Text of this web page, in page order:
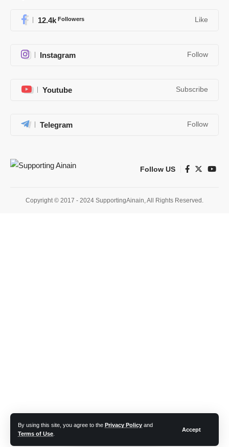
By using this site, you agree to the Privacy Policy and
Terms of Use
Accept
12.4k Followers Like
Instagram Follow
Youtube Subscribe
Telegram Follow
Follow US
Copyright © 2017 - 2024 SupportingAinain, All Rights Reserved.